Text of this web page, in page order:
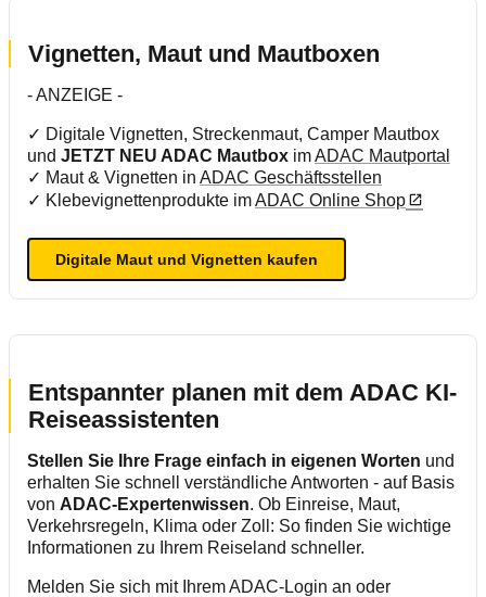
Vignetten, Maut und Mautboxen
- ANZEIGE -
✓ Digitale Vignetten, Streckenmaut, Camper Mautbox
und JETZT NEU ADAC Mautbox imADAC Mautportal
✓ Maut & Vignetten in ADAC Geschäftsstellen
✓ Klebevignettenprodukte imADAC Online Shop
Digitale Maut und Vignetten kaufen
Entspannter planen mit dem ADAC KI-
Reiseassistenten
Stellen Sie Ihre Frage einfach in eigenen Worten und
erhalten Sie schnell verständliche Antworten - auf Basis
von ADAC-Expertenwissen. Ob Einreise, Maut,
Verkehrsregeln, Klima oder Zoll: So finden Sie wichtige
Informationen zu Ihrem Reiseland schneller.
Melden Sie sich mit Ihrem ADAC-Login an oder